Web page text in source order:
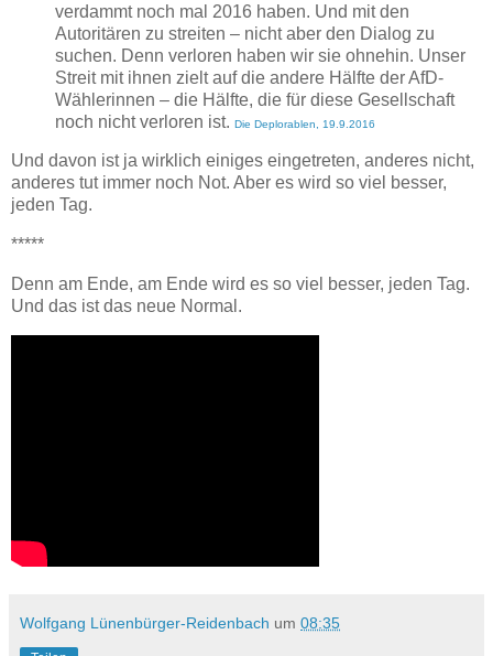
verdammt noch mal 2016 haben. Und mit den
Autoritären zu streiten – nicht aber den Dialog zu
suchen. Denn verloren haben wir sie ohnehin. Unser
Streit mit ihnen zielt auf die andere Hälfte der AfD-
Wählerinnen – die Hälfte, die für diese Gesellschaft
noch nicht verloren ist. Die Deplorablen, 19.9.2016
Und davon ist ja wirklich einiges eingetreten, anderes nicht,
anderes tut immer noch Not. Aber es wird so viel besser,
jeden Tag.
*****
Denn am Ende, am Ende wird es so viel besser, jeden Tag.
Und das ist das neue Normal.
Wolfgang Lünenbürger-Reidenbach um 08:35